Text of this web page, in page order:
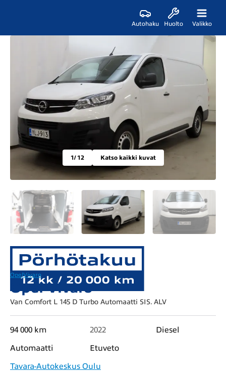
Autohaku Huolto Valikko
1/ 12 Katso kaikki kuvat
OpelVivaro
Opel Vivaro
Van Comfort L 145 D Turbo Automaatti SIS. ALV
94 000 km 2022
Diesel
Automaatti
Etuveto
Tavara-Autokeskus Oulu